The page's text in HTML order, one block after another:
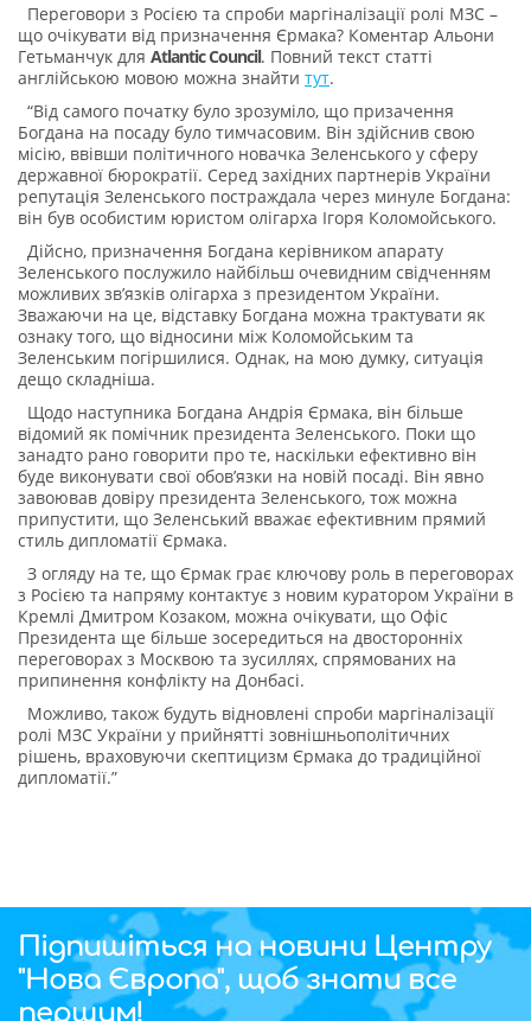
Переговори з Росією та спроби маргіналізації ролі МЗС –
що очікувати від призначення Єрмака? Коментар Альони
Гетьманчук для Atlantic Council. Повний текст статті
англійською мовою можна знайти тут.
“Від самого початку було зрозуміло, що призачення
Богдана на посаду було тимчасовим. Він здійснив свою
місію, ввівши політичного новачка Зеленського у сферу
державної бюрократії. Серед західних партнерів України
репутація Зеленського постраждала через минуле Богдана:
він був особистим юристом олігарха Ігоря Коломойського.
Дійсно, призначення Богдана керівником апарату
Зеленського послужило найбільш очевидним свідченням
можливих зв’язків олігарха з президентом України.
Зважаючи на це, відставку Богдана можна трактувати як
ознаку того, що відносини між Коломойським та
Зеленським погіршилися. Однак, на мою думку, ситуація
дещо складніша.
Щодо наступника Богдана Андрія Єрмака, він більше
відомий як помічник президента Зеленського. Поки що
занадто рано говорити про те, наскільки ефективно він
буде виконувати свої обов’язки на новій посаді. Він явно
завоював довіру президента Зеленського, тож можна
припустити, що Зеленський вважає ефективним прямий
стиль дипломатії Єрмака.
З огляду на те, що Єрмак грає ключову роль в переговорах
з Росією та напряму контактує з новим куратором України в
Кремлі Дмитром Козаком, можна очікувати, що Офіс
Президента ще більше зосередиться на двосторонніх
переговорах з Москвою та зусиллях, спрямованих на
припинення конфлікту на Донбасі.
Можливо, також будуть відновлені спроби маргіналізації
ролі МЗС України у прийнятті зовнішньополітичних
рішень, враховуючи скептицизм Єрмака до традиційної
дипломатії.”
Підпишіться на новини Центру
"Нова Європа", щоб знати все
першим!